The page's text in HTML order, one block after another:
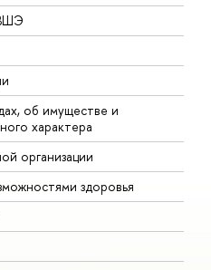
об имуществе и
характера
организации
здоровья